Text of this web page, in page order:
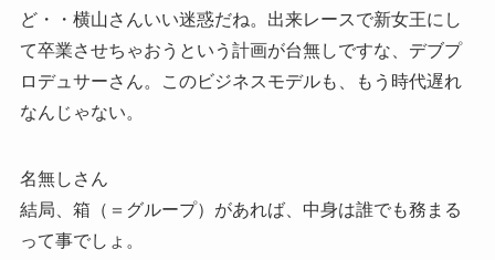
ど・・横山さんいい迷惑だね。出来レースで新女王にし
て卒業させちゃおうという計画が台無しですな、デブプ
ロデュサーさん。このビジネスモデルも、もう時代遅れ
なんじゃない。
名無しさん
結局、箱（＝グループ）があれば、中身は誰でも務まる
って事でしょ。